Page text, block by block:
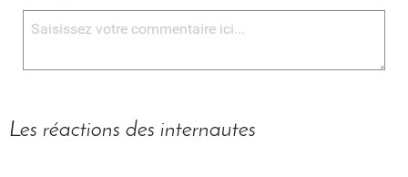
Les réactions des internautes